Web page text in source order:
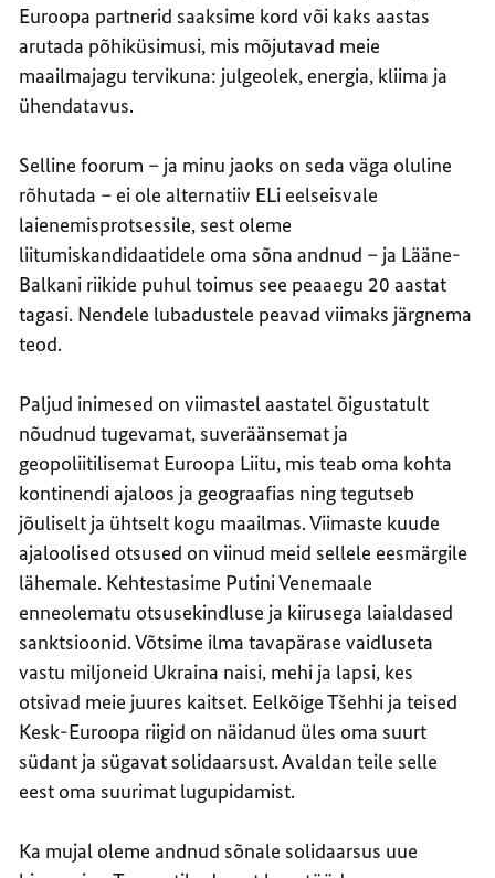
Euroopa partnerid saaksime kord või kaks aastas
arutada põhiküsimusi, mis mõjutavad meie
maailmajagu tervikuna: julgeolek, energia, kliima ja
ühendatavus.
Selline foorum – ja minu jaoks on seda väga oluline
rõhutada – ei ole alternatiiv ELi eelseisvale
laienemisprotsessile, sest oleme
liitumiskandidaatidele oma sõna andnud – ja Lääne-
Balkani riikide puhul toimus see peaaegu 20 aastat
tagasi. Nendele lubadustele peavad viimaks järgnema
teod.
Paljud inimesed on viimastel aastatel õigustatult
nõudnud tugevamat, suveräänsemat ja
geopoliitilisemat Euroopa Liitu, mis teab oma kohta
kontinendi ajaloos ja geograafias ning tegutseb
jõuliselt ja ühtselt kogu maailmas. Viimaste kuude
ajaloolised otsused on viinud meid sellele eesmärgile
lähemale. Kehtestasime Putini Venemaale
enneolematu otsusekindluse ja kiirusega laialdased
sanktsioonid. Võtsime ilma tavapärase vaidluseta
vastu miljoneid Ukraina naisi, mehi ja lapsi, kes
otsivad meie juures kaitset. Eelkõige Tšehhi ja teised
Kesk-Euroopa riigid on näidanud üles oma suurt
südant ja sügavat solidaarsust. Avaldan teile selle
eest oma suurimat lugupidamist.
Ka mujal oleme andnud sõnale solidaarsus uue